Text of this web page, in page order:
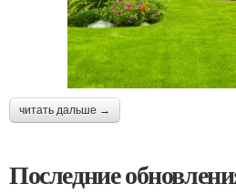
читать дальше →
Последние